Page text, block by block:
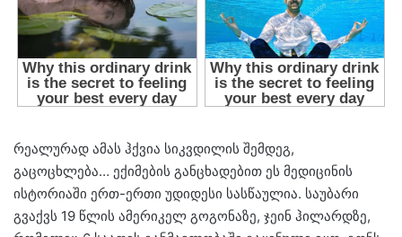
რეალურად ამას ჰქვია სიკვდილის შემდეგ,
გაცოცხლება… ექიმების განცხადებით ეს მედიცინის
ისტორიაში ერთ-ერთი უდიდესი სასწაულია. საუბარი
გვაქვს 19 წლის ამერიკელ გოგონაზე, ჯეინ ჰილარდზე,